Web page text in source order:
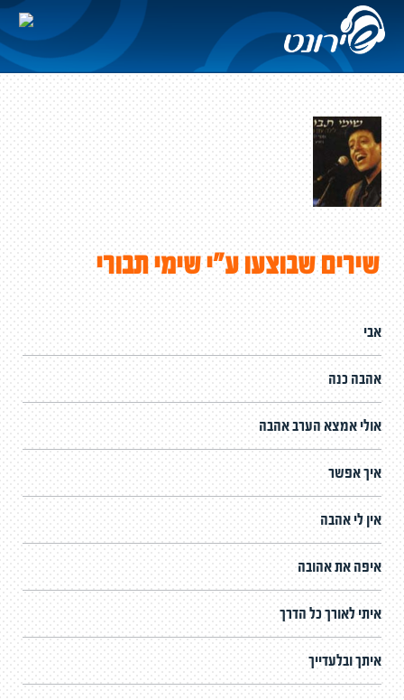
שירים שבוצעו ע"י שימי תבורי
אבי
אהבה כנה
אולי אמצא הערב אהבה
איך אפשר
אין לי אהבה
איפה את אהובה
איתי לאורך כל הדרך
איתך ובלעדייך